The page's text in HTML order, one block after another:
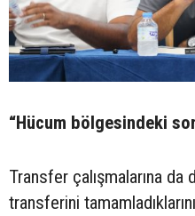
“Hücum bölgesindeki
Transfer çalışmalarına da
transferini